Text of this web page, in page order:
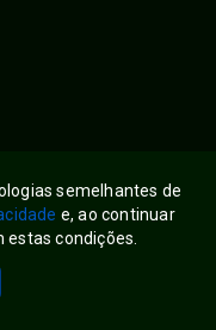
semelhantes de
e, ao continuar
condições.